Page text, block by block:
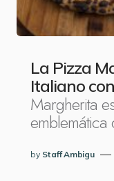
La Pizza
Italiano
Margherita
emblemática
by Staff Ambigu